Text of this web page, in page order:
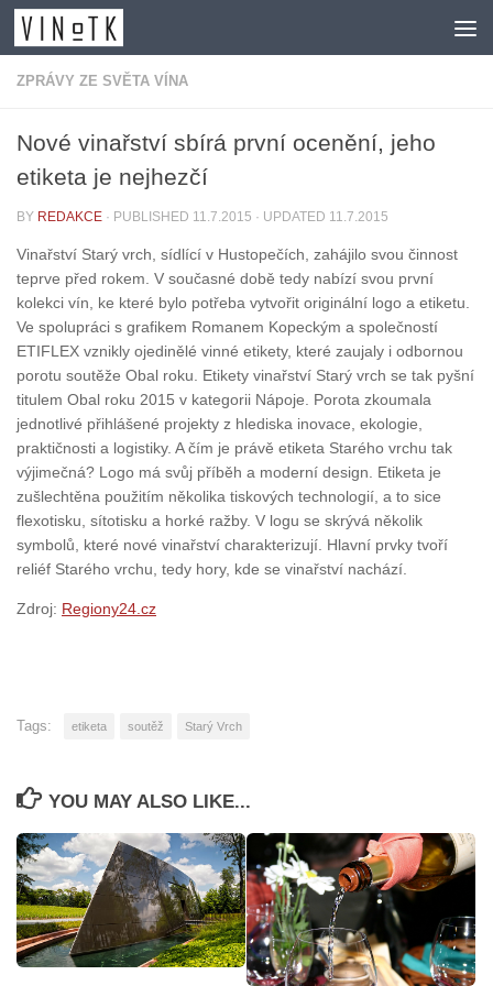
Skip to content
ZPRÁVY ZE SVĚTA VÍNA
Nové vinařství sbírá první ocenění, jeho
etiketa je nejhezčí
BY REDAKCE · PUBLISHED 11.7.2015 · UPDATED 11.7.2015
Vinařství Starý vrch, sídlící v Hustopečích, zahájilo svou činnost
teprve před rokem. V současné době tedy nabízí svou první
kolekci vín, ke které bylo potřeba vytvořit originální logo a etiketu.
Ve spolupráci s grafikem Romanem Kopeckým a společností
ETIFLEX vznikly ojedinělé vinné etikety, které zaujaly i odbornou
porotu soutěže Obal roku. Etikety vinařství Starý vrch se tak pyšní
titulem Obal roku 2015 v kategorii Nápoje. Porota zkoumala
jednotlivé přihlášené projekty z hlediska inovace, ekologie,
praktičnosti a logistiky. A čím je právě etiketa Starého vrchu tak
výjimečná? Logo má svůj příběh a moderní design. Etiketa je
zušlechtěna použitím několika tiskových technologií, a to sice
flexotisku, sítotisku a horké ražby. V logu se skrývá několik
symbolů, které nové vinařství charakterizují. Hlavní prvky tvoří
reliéf Starého vrchu, tedy hory, kde se vinařství nachází.
Zdroj: Regiony24.cz
Tags: etiketa soutěž Starý Vrch
YOU MAY ALSO LIKE...